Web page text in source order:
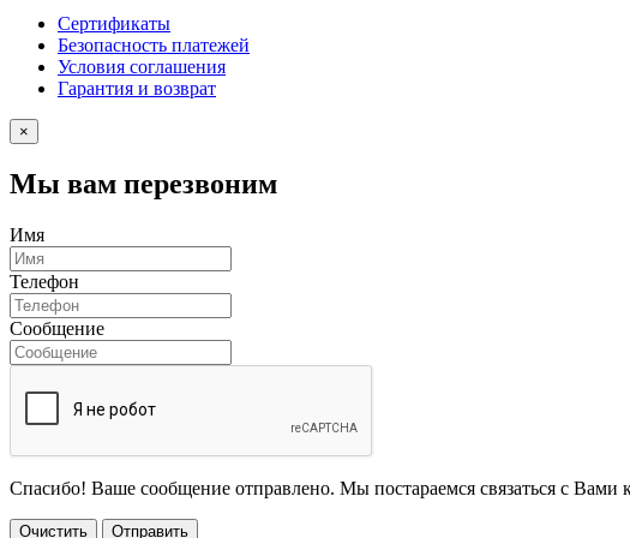
Сертификаты
Безопасность платежей
Условия соглашения
Гарантия и возврат
×
Мы вам перезвоним
Имя
Телефон
Сообщение
Спасибо! Ваше сообщение отправлено. Мы постараемся связаться с Вами
Очистить Отправить